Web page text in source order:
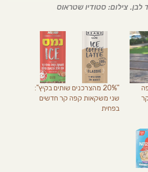
לבן. צילום: סטודיו שטראוס
"20% מהצרכנים שותים בקיץ":
שני משקאות קפה קר חדשים
בפחית